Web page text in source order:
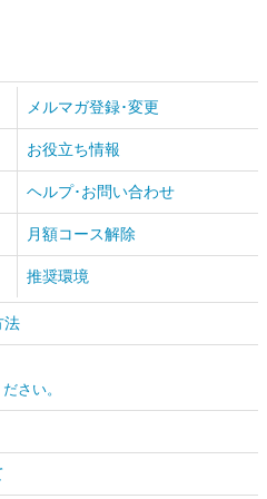
メルマガ登録･変更
お役立ち情報
ヘルプ･お問い合わせ
月額コース解除
推奨環境
法
さい。